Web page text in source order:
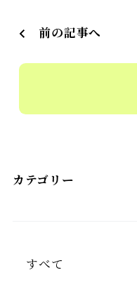
前の記事へ
カテゴリー
すべて